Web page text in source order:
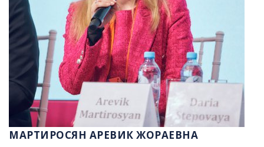
МАРТИРОСЯН АРЕВИК ЖОРАЕВНА